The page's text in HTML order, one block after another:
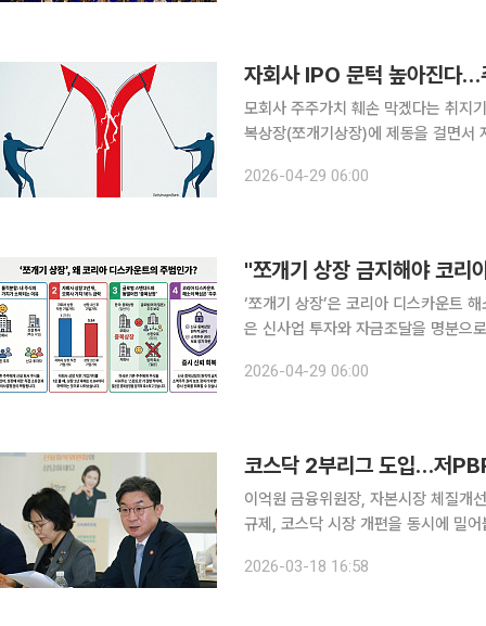
모회사 주주가치 훼손 막겠다는 취지기업 자금조달
복상장(쪼개기상장)에 제동을 걸면서
신사업 자금조달과 재무적투자자(FI)
2026-04-29 06:00
‘쪼개기 상장’은 코리아 디스카운트
은 신사업 투자와 자금조달을 명분으
계에 따르면 물적분할은 기업이 특정
2026-04-29 06:00
코스닥 2부리그 도입…저
이억원 금융위원장, 자본시장 체질개선 방안 발표 금융당국이 저평가(저
규제, 코스닥 시장 개편을 동시에 밀
2026-03-18 16:58